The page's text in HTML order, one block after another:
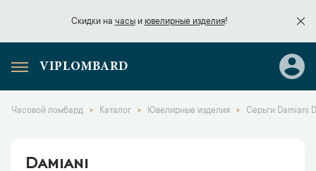
Скидки на часыи ювелирные изделия!
Скидки начасы
VIPLOMBARD
Часовой ломбард Каталог Ювелирные изделия Серьги Damiani
Damiani